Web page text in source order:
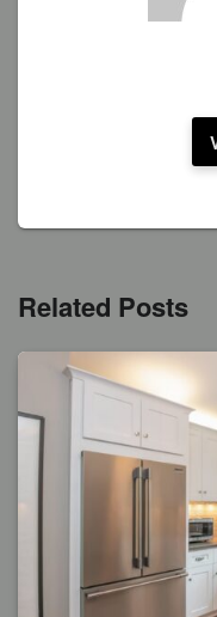
Related Posts